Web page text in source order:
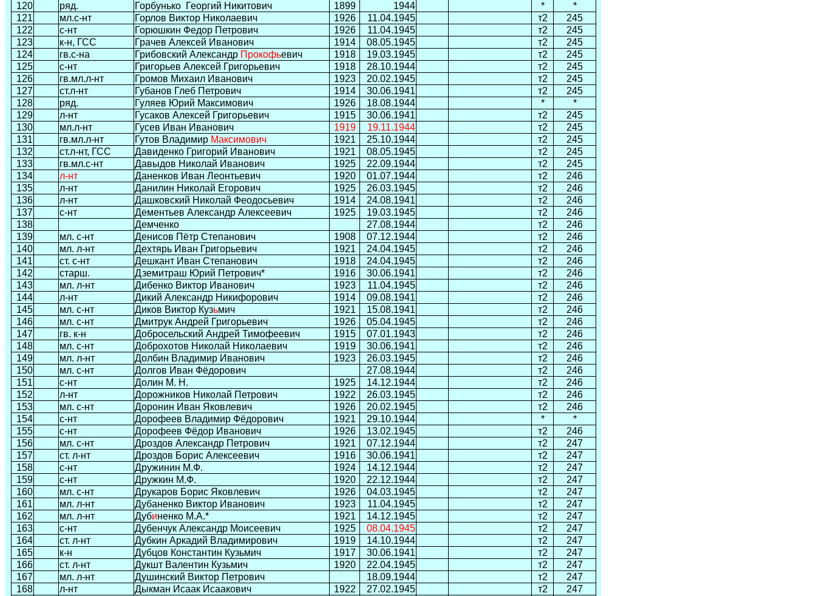
120
ряд. Горбунько Георгий Никитович 1899 1944 *
*
121
мл.с-нт Горлов Виктор Николаевич 1926 11.04.1945 т2
245
122
с-нт Горюшкин Федор Петрович 1926 11.04.1945 т2
245
123
к-н, ГСС Грачев Алексей Иванович 1914 08.05.1945 т2
245
124
гв.с-на Грибовский Александр Прокофьевич 1918 19.03.1945 т2
245
125
с-нт Григорьев Алексей Григорьевич 1918 28.10.1944 т2
245
126
гв.мл.л-нт Громов Михаил Иванович 1923 20.02.1945 т2
245
127
ст.л-нт Губанов Глеб Петрович 1914 30.06.1941 т2
245
128
ряд. Гуляев Юрий Максимович 1926 18.08.1944 *
*
129
л-нт Гусаков Алексей Григорьевич 1915 30.06.1941 т2
245
130
мл.л-нт Гусев Иван Иванович 1919 19.11.1944 т2
245
131
гв.мл.л-нт Гутов Владимир Максимович 1921 25.10.1944 т2
245
132
ст.л-нт, ГСС Давиденко Григорий Иванович 1921 08.05.1945 т2
245
133
гв.мл.с-нт Давыдов Николай Иванович 1925 22.09.1944 т2
245
134
л-нт Даненков Иван Леонтьевич 1920 01.07.1944 т2
246
135
л-нт Данилин Николай Егорович 1925 26.03.1945 т2
246
136
л-нт Дашковский Николай Феодосьевич 1914 24.08.1941 т2
246
137
с-нт Дементьев Александр Алексеевич 1925 19.03.1945 т2
246
138
Демченко 27.08.1944 т2
246
139
мл. с-нт Денисов Пётр Степанович 1908 07.12.1944 т2
246
140
мл. л-нт Дехтярь Иван Григорьевич 1921 24.04.1945 т2
246
141
ст. с-нт Дешкант Иван Степанович 1918 24.04.1945 т2
246
142
старш. Дземитраш Юрий Петрович* 1916 30.06.1941 т2
246
143
мл. л-нт Дибенко Виктор Иванович 1923 11.04.1945 т2
246
144
л-нт Дикий Александр Никифорович 1914 09.08.1941 т2
246
145
мл. с-нт Диков Виктор Кузьмич 1921 15.08.1941 т2
246
146
мл. с-нт Дмитрук Андрей Григорьевич 1926 05.04.1945 т2
246
147
гв. к-н Добросельский Андрей Тимофеевич 1915 07.01.1943 т2
246
148
мл. с-нт Доброхотов Николай Николаевич 1919 30.06.1941 т2
246
149
мл. л-нт Долбин Владимир Иванович 1923 26.03.1945 т2
246
150
мл. с-нт Долгов Иван Фёдорович 27.08.1944 т2
246
151
с-нт Долин М. Н. 1925 14.12.1944 т2
246
152
л-нт Дорожников Николай Петрович 1922 26.03.1945 т2
246
153
мл. с-нт Доронин Иван Яковлевич 1926 20.02.1945 т2
246
154
с-нт Дорофеев Владимир Фёдорович 1921 29.10.1944 *
*
155
с-нт Дорофеев Фёдор Иванович 1926 13.02.1945 т2
246
156
мл. с-нт Дроздов Александр Петрович 1921 07.12.1944 т2
247
157
ст. л-нт Дроздов Борис Алексеевич 1916 30.06.1941 т2
247
158
с-нт Дружинин М.Ф. 1924 14.12.1944 т2
247
159
с-нт Дружкин М.Ф. 1920 22.12.1944 т2
247
160
мл. с-нт Друкаров Борис Яковлевич 1926 04.03.1945 т2
247
161
мл. л-нт Дубаненко Виктор Иванович 1923 11.04.1945 т2
247
162
мл. л-нт Дубиненко М.А.* 1921 14.12.1945 т2
247
163
с-нт Дубенчук Александр Моисеевич 1925 08.04.1945 т2
247
164
ст. л-нт Дубкин Аркадий Владимирович 1919 14.10.1944 т2
247
165
к-н Дубцов Константин Кузьмич 1917 30.06.1941 т2
247
166
ст. л-нт Дукшт Валентин Кузьмич 1920 22.04.1945 т2
247
167
мл. л-нт Душинский Виктор Петрович 18.09.1944 т2
247
168
л-нт Дыкман Исаак Исаакович 1922 27.02.1945 т2 247